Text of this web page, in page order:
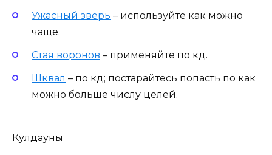
Ужасный зверь – используйте как можно
чаще.
Стая воронов – применяйте по кд.
Шквал – по кд; постарайтесь попасть по как
можно больше числу целей.
Кулдауны